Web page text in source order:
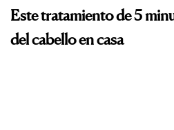
Este tratamiento de 5
del cabello en casa